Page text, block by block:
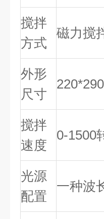
搅拌
方式
磁力搅
外形
尺寸
搅拌
速度
0-1500
光源
配置
一种波